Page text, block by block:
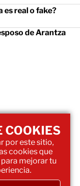
es real o fake?
de Arantza
COOKIES
por este sitio,
cookies que
mejorar tu